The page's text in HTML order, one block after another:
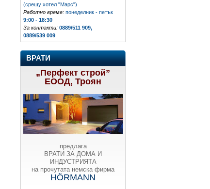
(срещу хотел "Марс")
Работно време: понеделник - петък
9:00 - 18:30
За контакти: 0889/511 909,
0889/539 009
ВРАТИ
„Перфект строй”
ЕООД, Троян
предлага
ВРАТИ ЗА ДОМА И
ИНДУСТРИЯТА
на прочутата немска фирма
HÖRMANN